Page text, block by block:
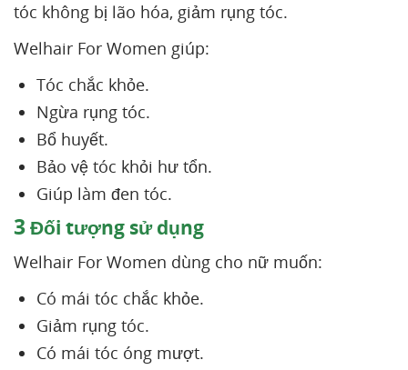
tóc không bị lão hóa, giảm rụng tóc.
Welhair For Women giúp:
Tóc chắc khỏe.
Ngừa rụng tóc.
Bổ huyết.
Bảo vệ tóc khỏi hư tổn.
Giúp làm đen tóc.
3Đối tượng sử dụng
Welhair For Women dùng cho nữ muốn:
Có mái tóc chắc khỏe.
Giảm rụng tóc.
Có mái tóc óng mượt.